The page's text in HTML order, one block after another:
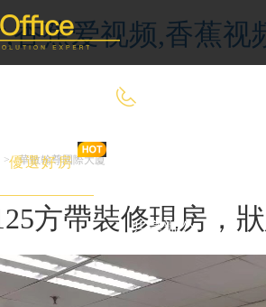
香蕉爱视频,香蕉视
優選好房
共享辦公
> 華敏翰尊國際大廈
方帶裝修現房，